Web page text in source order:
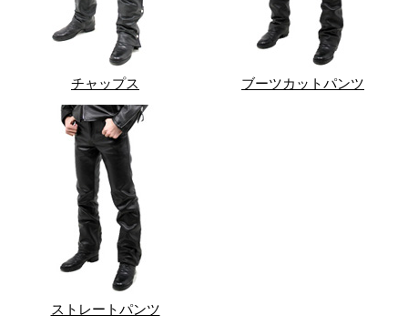
チャップス ブーツカットパンツ
ストレートパンツ